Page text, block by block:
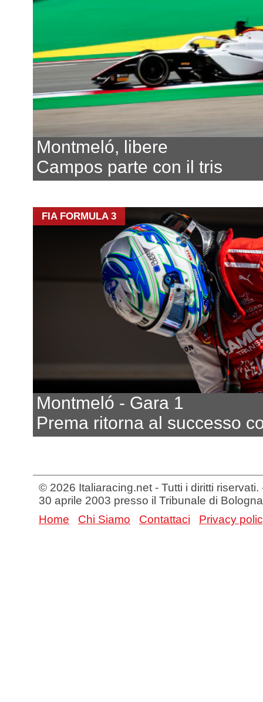
Montmeló, libere
Campos parte con il tris
FIA FORMULA 3
Montmeló - Gara 1
Prema ritorna al successo
© 2026 Italiaracing.net - Tutti i diritti
30 aprile 2003 presso il Tribunale di Bologna
Home
Chi Siamo Contattaci Privacy